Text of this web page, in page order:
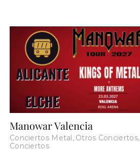
Manowar Valencia
Conciertos Metal, Otros Conciertos,
Conciertos